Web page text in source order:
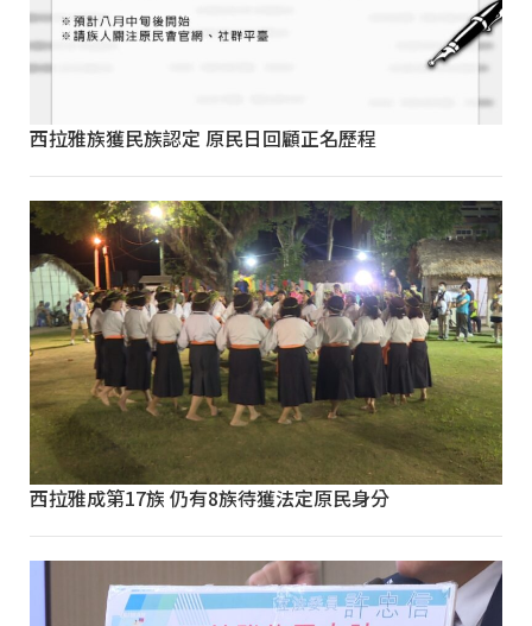
西拉雅族獲民族認定 原民日回顧正名歷程
西拉雅成第17族 仍有8族待獲法定原民身分